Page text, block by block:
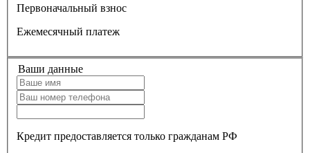
Первоначальный взнос
Ежемесячный платеж
Ваши данные
Кредит предоставляется только гражданам РФ